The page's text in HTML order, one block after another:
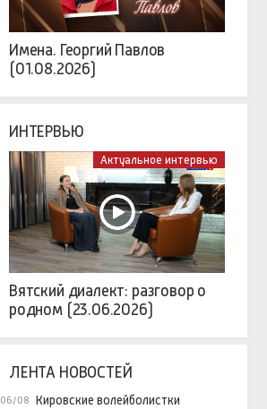
Имена. Георгий Павлов
(01.08.2026)
ИНТЕРВЬЮ
Актуальное интервью
Вятский диалект: разговор о
родном (23.06.2026)
ЛЕНТА НОВОСТЕЙ
06/08 Кировские волейболистки